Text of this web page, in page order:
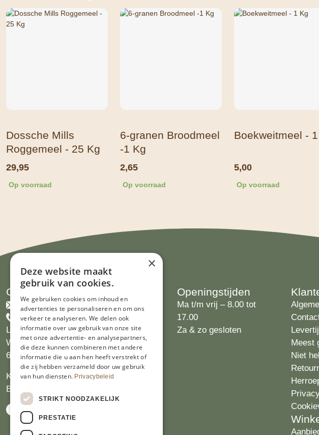
Dossche Mills
Roggemeel - 25 Kg
29,95
Op voorraad
6-granen Broodmeel
-1 Kg
2,65
Op voorraad
Boekweitmeel -
5,00
Op voorraad
Contact
info@limburgsbakwinkeltje.nl
+31455226693
Limburgs Bakwinkeltje
Wijngaardsweg 16
6412 PJ Heerlen
KVK 14069470
BTW NL809913914.B01
Openingstijden
Ma t/m vrij – 8.00 tot
17.00
Za & zo gesloten
Meest
Niet
×
Deze website maakt
gebruik van cookies.
We gebruiken cookies om inhoud en
advertenties te personaliseren en om ons
verkeer te analyseren. We delen ook
informatie over uw gebruik van onze site
met onze advertentie- en analysepartners,
die deze kunnen combineren met andere
informatie die u aan hen heeft verstrekt of
die zij hebben verzameld door uw gebruik
van hun diensten. Privacybeleid
STRIKT NOODZAKELIJK
PRESTATIE